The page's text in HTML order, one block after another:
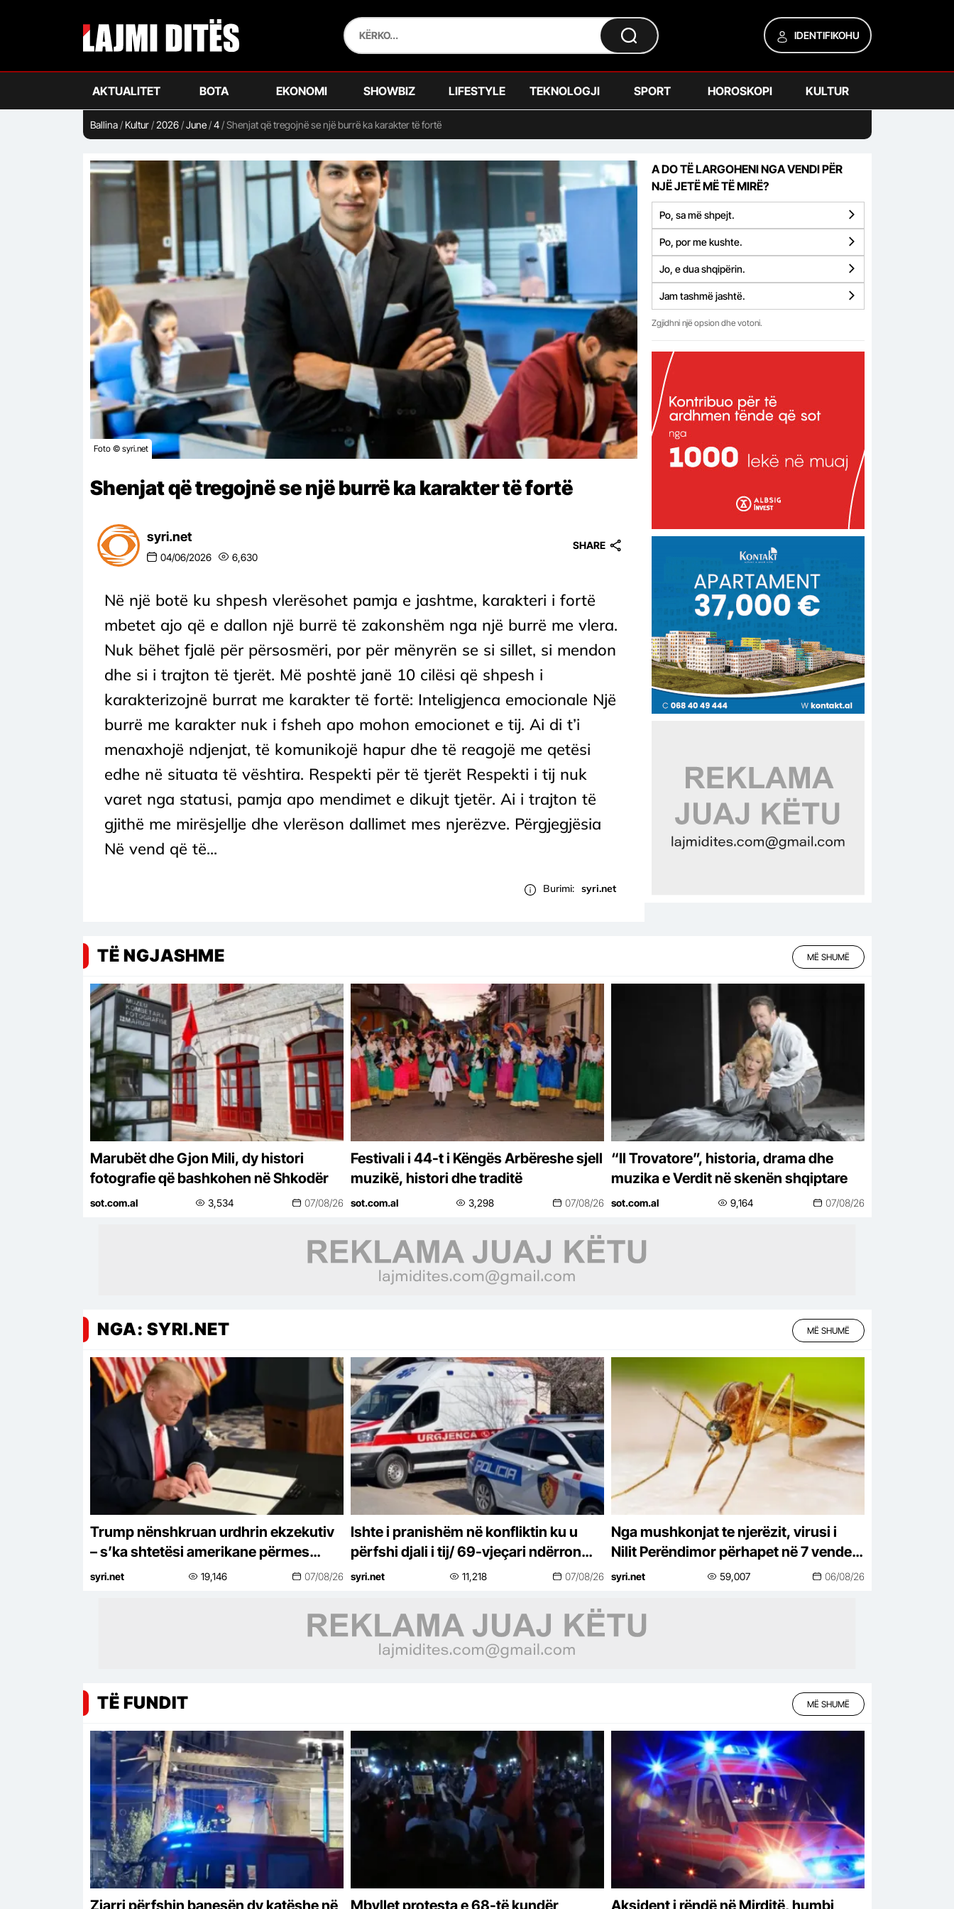
IDENTIFIKOHU
AKTUALITET BOTA EKONOMI SHOWBIZ LIFESTYLE TEKNOLOGJI SPORT HOROSKOPI KULTUR
Ballina/ Kultur/2026/June/4/Shenjat që tregojnë se një burrë ka karakter të fortë
Foto © syri.net
Shenjat që tregojnë se një burrë ka karakter të fortë
syri.net
04/06/2026 6,630
SHARE
Në një botë ku shpesh vlerësohet pamja e jashtme, karakteri i fortë
mbetet ajo që e dallon një burrë të zakonshëm nga një burrë me vlera.
Nuk bëhet fjalë për përsosmëri, por për mënyrën se si sillet, si mendon
dhe si i trajton të tjerët. Më poshtë janë 10 cilësi që shpesh i
karakterizojnë burrat me karakter të fortë: Inteligjenca emocionale Një
burrë me karakter nuk i fsheh apo mohon emocionet e tij. Ai di t’i
menaxhojë ndjenjat, të komunikojë hapur dhe të reagojë me qetësi
edhe në situata të vështira. Respekti për të tjerët Respekti i tij nuk
varet nga statusi, pamja apo mendimet e dikujt tjetër. Ai i trajton të
gjithë me mirësjellje dhe vlerëson dallimet mes njerëzve. Përgjegjësia
Në vend që të...
Burimi: syri.net
A DO TË LARGOHENI NGA VENDI PËR
NJË JETË MË TË MIRË?
Po, sa më shpejt.
Po, por me kushte.
Jo, e dua shqipërin.
Jam tashmë jashtë.
Zgjidhni një opsion dhe votoni.
TË NGJASHME MË SHUMË
Marubët dhe Gjon Mili, dy histori
fotografie që bashkohen në Shkodër
sot.com.al 3,534 07/08/26
Festivali i 44-t i Këngës Arbëreshe sjell
muzikë, histori dhe traditë
sot.com.al 3,298 07/08/26
“Il Trovatore”, historia, drama dhe
muzika e Verdit në skenën shqiptare
sot.com.al 9,164 07/08/26
NGA: SYRI.NET MË SHUMË
Trump nënshkruan urdhrin ekzekutiv
– s’ka shtetësi amerikane përmes
lindjes së fëmijëve
syri.net 19,146 07/08/26
Ishte i pranishëm në konfliktin ku u
përfshi djali i tij/ 69-vjeçari ndërron
jetë nga arresti kardiak
syri.net 11,218 07/08/26
Nga mushkonjat te njerëzit, virusi i
Nilit Perëndimor përhapet në 7 vende
të Europës, 94 raste në Itali dhe 6
syri.net 59,007 06/08/26
TË FUNDIT MË SHUMË
Zjarri përfshin banesën dy katëshe në Mbyllet protesta e 68-të kundër Aksident i rëndë në Mirditë, humbi